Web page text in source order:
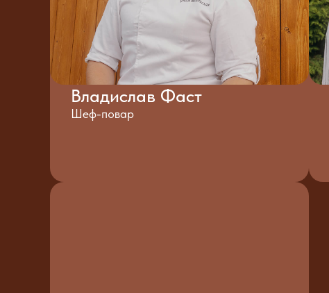
Владислав Фаст
Шеф-повар